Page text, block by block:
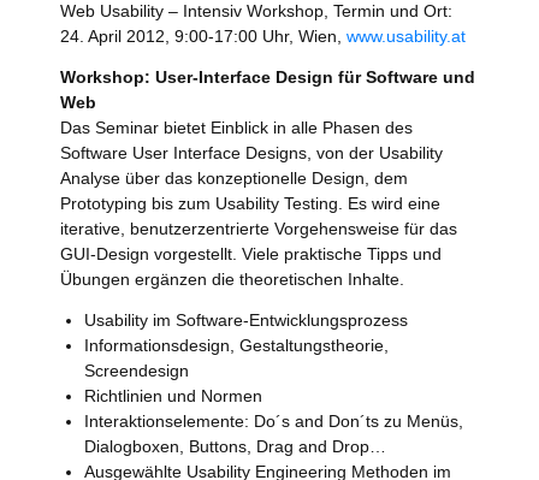
Web Usability – Intensiv Workshop, Termin und Ort:
24. April 2012, 9:00-17:00 Uhr, Wien, www.usability.at
Workshop: User-Interface Design für Software und
Web
Das Seminar bietet Einblick in alle Phasen des
Software User Interface Designs, von der Usability
Analyse über das konzeptionelle Design, dem
Prototyping bis zum Usability Testing. Es wird eine
iterative, benutzerzentrierte Vorgehensweise für das
GUI-Design vorgestellt. Viele praktische Tipps und
Übungen ergänzen die theoretischen Inhalte.
Usability im Software-Entwicklungsprozess
Informationsdesign, Gestaltungstheorie,
Screendesign
Richtlinien und Normen
Interaktionselemente: Do´s and Don´ts zu Menüs,
Dialogboxen, Buttons, Drag and Drop…
Ausgewählte Usability Engineering Methoden im